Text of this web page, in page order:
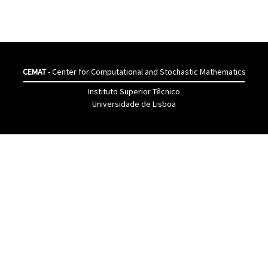
CEMAT- Center for Computational and Stochastic Mathematics
Instituto Superior Têcnico
Universidade de Lisboa